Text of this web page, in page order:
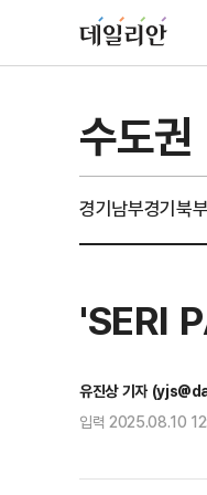
수도권
경기남부경기북부
'SERI
유진상 기자
입력 2025.08.10